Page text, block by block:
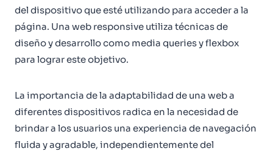
del dispositivo que esté utilizando para acceder a la
página. Una web responsive utiliza técnicas de
diseño y desarrollo como media queries y flexbox
para lograr este objetivo.
La importancia de la adaptabilidad de una web a
diferentes dispositivos radica en la necesidad de
brindar a los usuarios una experiencia de navegación
fluida y agradable, independientemente del